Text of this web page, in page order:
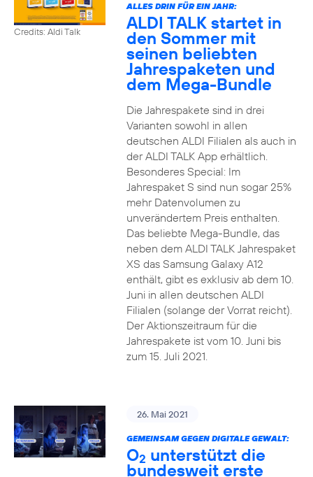
Credits: Aldi Talk
ALLES DRIN FÜR EIN JAHR:
ALDI TALK startet in
den Sommer mit
seinen beliebten
Jahrespaketen und
dem Mega-Bundle
Die Jahrespakete sind in drei
Varianten sowohl in allen
deutschen ALDI Filialen als auch in
der ALDI TALK App erhältlich.
Besonderes Special: Im
Jahrespaket S sind nun sogar 25%
mehr Datenvolumen zu
unverändertem Preis enthalten.
Das beliebte Mega-Bundle, das
neben dem ALDI TALK Jahrespaket
XS das Samsung Galaxy A12
enthält, gibt es exklusiv ab dem 10.
Juni in allen deutschen ALDI
Filialen (solange der Vorrat reicht).
Der Aktionszeitraum für die
Jahrespakete ist vom 10. Juni bis
zum 15. Juli 2021.
26. Mai 2021
GEMEINSAM GEGEN DIGITALE GEWALT:
O2 unterstützt die
bundesweit erste